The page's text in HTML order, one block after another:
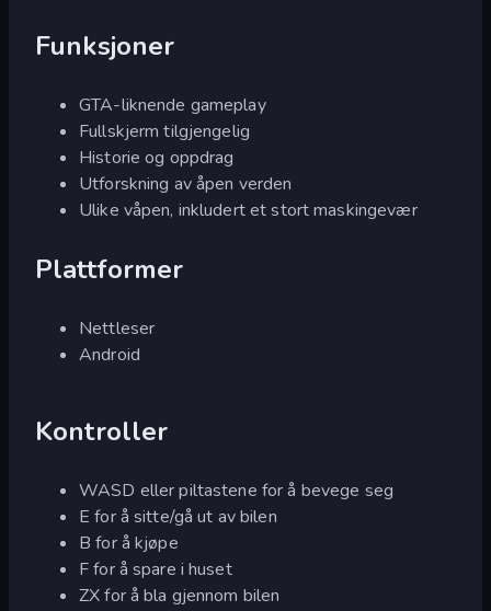
Funksjoner
GTA-liknende gameplay
Fullskjerm tilgjengelig
Historie og oppdrag
Utforskning av åpen verden
Ulike våpen, inkludert et stort maskingevær
Plattformer
Nettleser
Android
Kontroller
WASD eller piltastene for å bevege seg
E for å sitte/gå ut av bilen
B for å kjøpe
F for å spare i huset
ZX for å bla gjennom bilen